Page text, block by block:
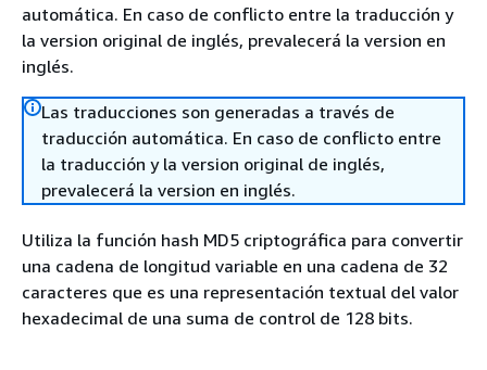
automática. En caso de conflicto entre la traducción y
la version original de inglés, prevalecerá la version en
inglés.
Las traducciones son generadas a través de
traducción automática. En caso de conflicto entre
la traducción y la version original de inglés,
prevalecerá la version en inglés.
Utiliza la función hash MD5 criptográfica para convertir
una cadena de longitud variable en una cadena de 32
caracteres que es una representación textual del valor
hexadecimal de una suma de control de 128 bits.